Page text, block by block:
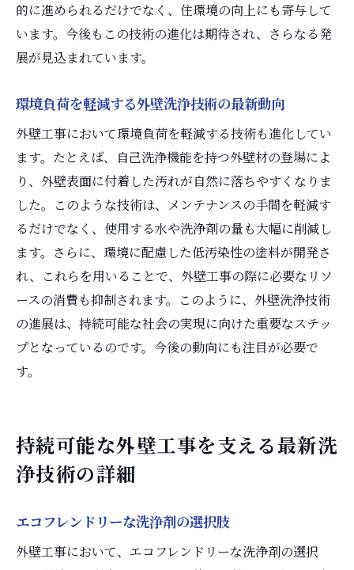
革新技術が外壁工事に与える長期的な影響
的に進められるだけでなく、住環境の向上にも寄与して
います。今後もこの技術の進化は期待され、さらなる発
展が見込まれています。
環境負荷を軽減する外壁洗浄技術の最新動向
外壁工事において環境負荷を軽減する技術も進化してい
ます。たとえば、自己洗浄機能を持つ外壁材の登場によ
り、外壁表面に付着した汚れが自然に落ちやすくなりま
した。このような技術は、メンテナンスの手間を軽減す
るだけでなく、使用する水や洗浄剤の量も大幅に削減し
ます。さらに、環境に配慮した低汚染性の塗料が開発さ
れ、これらを用いることで、外壁工事の際に必要なリソ
ースの消費も抑制されます。このように、外壁洗浄技術
の進展は、持続可能な社会の実現に向けた重要なステッ
プとなっているのです。今後の動向にも注目が必要で
す。
持続可能な外壁工事を支える最新洗
浄技術の詳細
エコフレンドリーな洗浄剤の選択肢
外壁工事において、エコフレンドリーな洗浄剤の選択